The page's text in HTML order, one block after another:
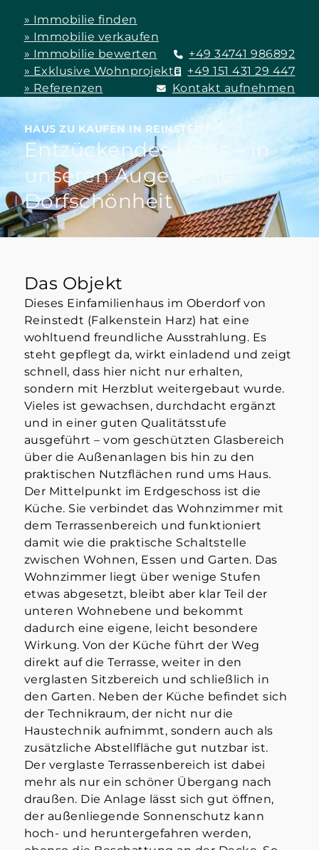
» Immobilie finden
» Immobilie verkaufen
» Immobilie bewerten
» Exklusive Wohnprojekte
» Referenzen
+49 34741 986892
+49 151 431 29 447
Kontakt aufnehmen
HAUS ZU KAUFEN IN REINSTEDT
Entzückendes Haus – in
unseren Augen eine
Dorfschönheit
Das Objekt
Dieses Einfamilienhaus im Oberdorf von
Reinstedt (Falkenstein Harz) hat eine
wohltuend freundliche Ausstrahlung. Es
steht gepflegt da, wirkt einladend und zeigt
schnell, dass hier nicht nur erhalten,
sondern mit Herzblut weitergebaut wurde.
Vieles ist gewachsen, durchdacht ergänzt
und in einer guten Qualitätsstufe
ausgeführt – vom geschützten Glasbereich
über die Außenanlagen bis hin zu den
praktischen Nutzflächen rund ums Haus.
Der Mittelpunkt im Erdgeschoss ist die
Küche. Sie verbindet das Wohnzimmer mit
dem Terrassenbereich und funktioniert
damit wie die praktische Schaltstelle
zwischen Wohnen, Essen und Garten. Das
Wohnzimmer liegt über wenige Stufen
etwas abgesetzt, bleibt aber klar Teil der
unteren Wohnebene und bekommt
dadurch eine eigene, leicht besondere
Wirkung. Von der Küche führt der Weg
direkt auf die Terrasse, weiter in den
verglasten Sitzbereich und schließlich in
den Garten. Neben der Küche befindet sich
der Technikraum, der nicht nur die
Haustechnik aufnimmt, sondern auch als
zusätzliche Abstellfläche gut nutzbar ist.
Der verglaste Terrassenbereich ist dabei
mehr als nur ein schöner Übergang nach
draußen. Die Anlage lässt sich gut öffnen,
der außenliegende Sonnenschutz kann
hoch- und heruntergefahren werden,